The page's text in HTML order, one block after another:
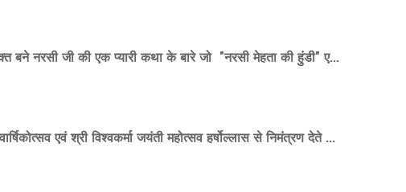
नरसी जी की एक प्यारी कथा के बारे जो "नरसी मेहता की हुंडी" ए...
एवं श्री विश्वकर्मा जयंती महोत्सव हर्षोल्लास से निमंत्रण देते ...